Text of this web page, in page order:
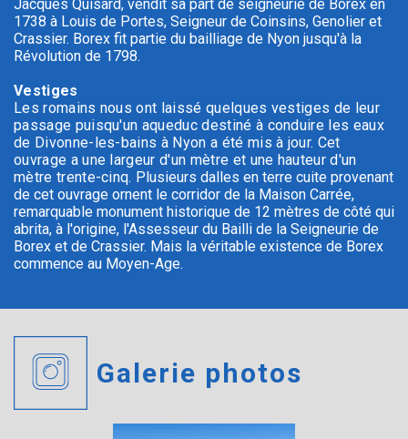
Jacques Quisard, vendit sa part de seigneurie de Borex en
1738 à Louis de Portes, Seigneur de Coinsins, Genolier et
Crassier. Borex fit partie du bailliage de Nyon jusqu'à la
Révolution de 1798.
Vestiges
Les romains nous ont laissé quelques vestiges de leur
passage puisqu'un aqueduc destiné à conduire les eaux
de Divonne-les-bains à Nyon a été mis à jour. Cet
ouvrage a une largeur d'un mètre et une hauteur d'un
mètre trente-cinq. Plusieurs dalles en terre cuite provenant
de cet ouvrage ornent le corridor de la Maison Carrée,
remarquable monument historique de 12 mètres de côté qui
abrita, à l'origine, l'Assesseur du Bailli de la Seigneurie de
Borex et de Crassier. Mais la véritable existence de Borex
commence au Moyen-Age.
Galerie photos